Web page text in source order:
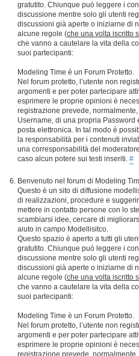
gratutito. Chiunque può leggere i
discussione mentre solo gli utenti
discussioni già aperte o iniziarne di
alcune regole (che una volta iscritto
che vanno a cautelare la vita della
suoi partecipanti:
Modeling Time è un Forum Protetto.
Nel forum protetto, l’utente non
argomenti e per poter partecipare
esprimere le proprie opinioni è
registrazione prevede,
Username, di una propria Password
posta elettronica. In tal modo è
la responsabilità per i contenuti
una corresponsabilità del
caso alcun potere sui testi inseriti. #
Benvenuto nel forum di Modeling
Questo è un sito di diffusione
di realizzazioni, procedure e
mettere in contatto persone con lo
scambiarsi idee, cercare di
aiuto in campo Modellisitco.
Questo spazio è aperto a tutti gli
gratutito. Chiunque può leggere i
discussione mentre solo gli utenti
discussioni già aperte o iniziarne di
alcune regole (che una volta iscritto
che vanno a cautelare la vita della
suoi partecipanti:
Modeling Time è un Forum Protetto.
Nel forum protetto, l’utente non
argomenti e per poter partecipare
esprimere le proprie opinioni è
registrazione prevede,